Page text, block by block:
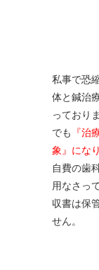
私事で恐
体と鍼治
っており
でも 『治
象』にな
自費の歯
用なさっ
収書は保
せん。